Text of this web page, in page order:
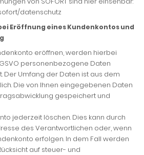
datenschutz
Eröffnung eines Kundenkontos und
eröffnen, werden hierbei
personenbezogene Daten
Der Umfang der Daten ist aus dem
Die von Ihnen eingegebenen Daten
gespeichert und
jederzeit löschen. Dies kann durch
des Verantwortlichen oder, wenn
erfolgen. In dem Fall werden
auf steuer- und